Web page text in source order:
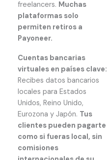
freelancers. Muchas
plataformas solo
permiten retiros a
Payoneer.
Cuentas bancarias
virtuales en países clave:
Recibes datos bancarios
locales para Estados
Unidos, Reino Unido,
Eurozona y Japón. Tus
clientes pueden pagarte
como si fueras local, sin
comisiones